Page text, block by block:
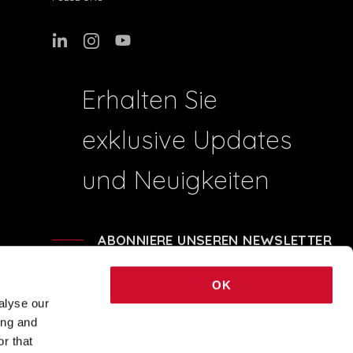
our
and
that
OK
Erhalten Sie
exklusive Updates
und Neuigkeiten
ABONNIERE UNSEREN NEWSLETTER
- REA BO-239674 - SHARE CAPITAL € 248.040,00 © 2021 COPYRIGHT